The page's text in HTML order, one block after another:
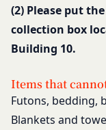
(2) Please put
collection box
Building 10.
Items that
Futons, bedding,
Blankets and
当社は、利用
宜見直し、継
応じて、本ポ
ーについては
社ウェブサイ
ものとします
る行為を行っ
本規約およ
つく行為ま
員情報を入
本サービス
または本